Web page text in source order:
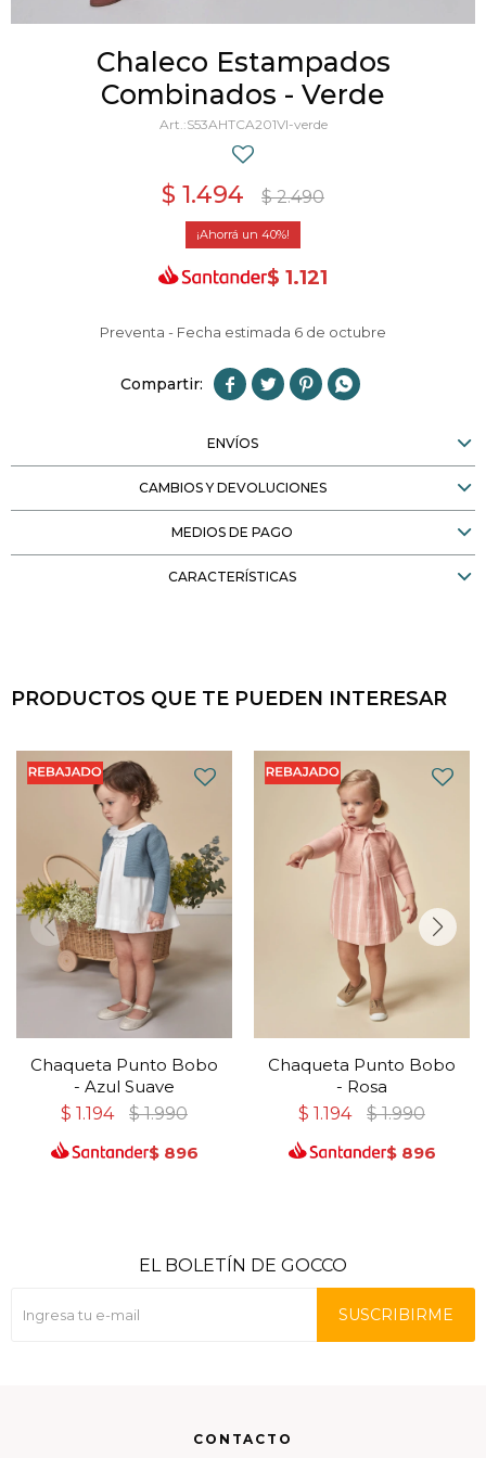
Chaleco Estampados
Combinados - Verde
S53AHTCA201VI-verde
$ 1.494 $ 2.490
40
$ 1.121
Preventa - Fecha estimada 6 de octubre
   
ENVÍOS
CAMBIOS Y DEVOLUCIONES
MEDIOS DE PAGO
CARACTERÍSTICAS
PRODUCTOS QUE TE PUEDEN INTERESAR
Chaqueta Punto Bobo
- Azul Suave
$ 1.194 $ 1.990
$ 896
Chaqueta Punto Bobo
- Rosa
$ 1.194 $ 1.990
$ 896
CONTACTO
EL BOLETÍN DE GOCCO
SUSCRIBIRME